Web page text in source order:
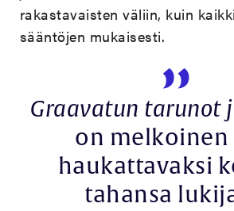
rakastavaisten väliin, kuin
sääntöjen mukaisesti.
Graavatun tarunot
on melkoinen
haukattavaksi
tahansa